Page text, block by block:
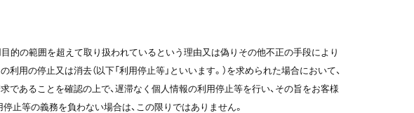
的の範囲を超えて取り扱われているという理由又は偽りその他不正の手段により
の停止又は消去（以下「利用停止等」といいます。）を求められた場合において、
あることを確認の上で、遅滞なく個人情報の利用停止等を行い、その旨をお客様
止等の義務を負わない場合は、この限りではありません。